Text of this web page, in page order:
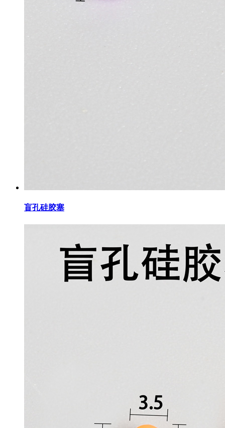
盲孔硅胶塞